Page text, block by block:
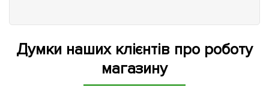
Думки наших клієнтів про роботу
магазину